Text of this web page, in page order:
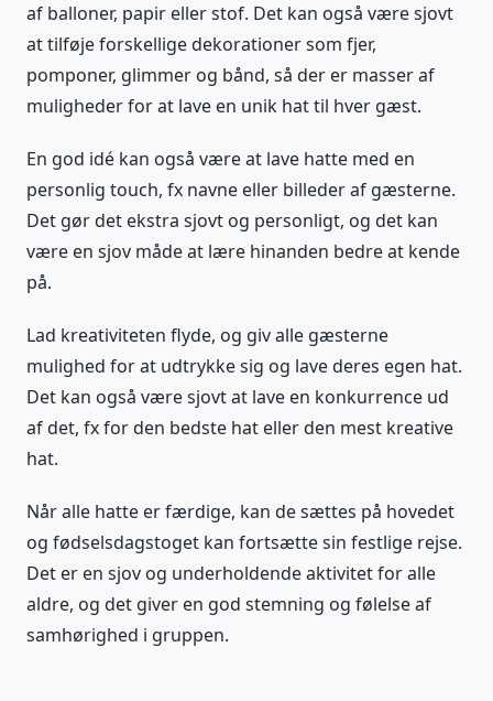
af balloner, papir eller stof. Det kan også være sjovt
at tilføje forskellige dekorationer som fjer,
pomponer, glimmer og bånd, så der er masser af
muligheder for at lave en unik hat til hver gæst.
En god idé kan også være at lave hatte med en
personlig touch, fx navne eller billeder af gæsterne.
Det gør det ekstra sjovt og personligt, og det kan
være en sjov måde at lære hinanden bedre at kende
på.
Lad kreativiteten flyde, og giv alle gæsterne
mulighed for at udtrykke sig og lave deres egen hat.
Det kan også være sjovt at lave en konkurrence ud
af det, fx for den bedste hat eller den mest kreative
hat.
Når alle hatte er færdige, kan de sættes på hovedet
og fødselsdagstoget kan fortsætte sin festlige rejse.
Det er en sjov og underholdende aktivitet for alle
aldre, og det giver en god stemning og følelse af
samhørighed i gruppen.